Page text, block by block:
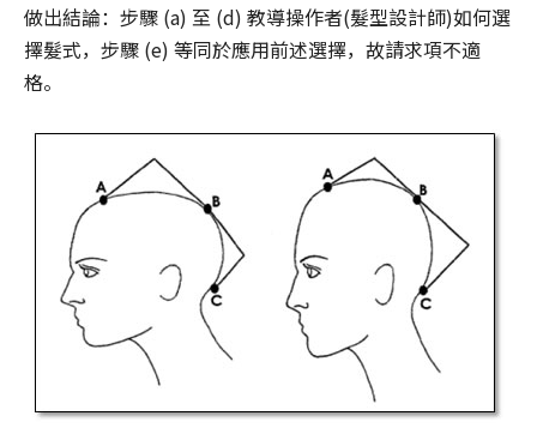
做出結論：步驟 (a) 至 (d) 教導操作者(髮型設計師)如何選
擇髮式，步驟 (e) 等同於應用前述選擇，故請求項不適
格。